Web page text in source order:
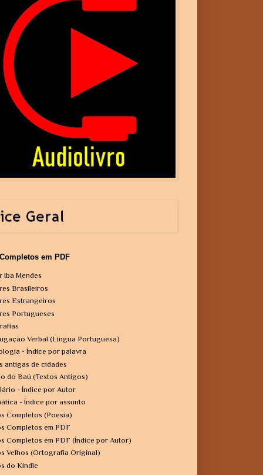
em PDF
Iba Mendes
Brasileiros
Estrangeiros
Portugueses
Verbal (Língua Portuguesa)
- Índice por palavra
antigas de cidades
do Baú (Textos Antigos)
- Índice por Autor
- Índice por assunto
Completos (Poesia)
Completos em PDF
Completos em PDF (Índice por Autor)
Velhos (Ortografia Original)
do Kindle